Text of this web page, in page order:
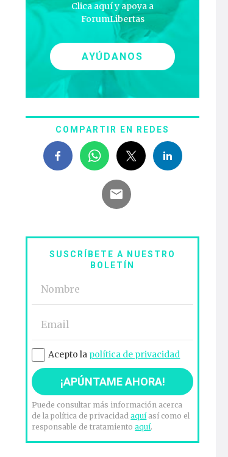
Clica aquí y apoya a
ForumLibertas
AYÚDANOS
COMPARTIR EN REDES
SUSCRÍBETE A NUESTRO
BOLETÍN
Acepto la política de privacidad
Puede consultar más información acerca
de la política de privacidadaquíasí como el
responsable de tratamientoaquí.